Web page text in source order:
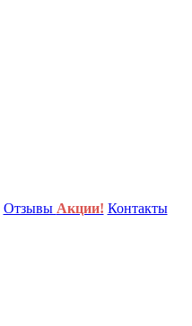
Отзывы Акции! Контакты